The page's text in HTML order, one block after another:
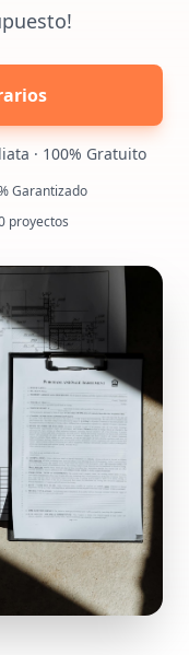
· 100% Gratuito
Garantizado
proyectos